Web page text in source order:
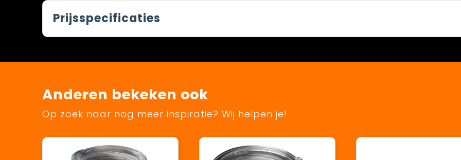
Prijsspecificaties
Anderen bekeken ook
Op zoek naar nog meer inspiratie? Wij helpen je!